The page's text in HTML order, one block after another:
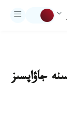
جاۋاپسىز